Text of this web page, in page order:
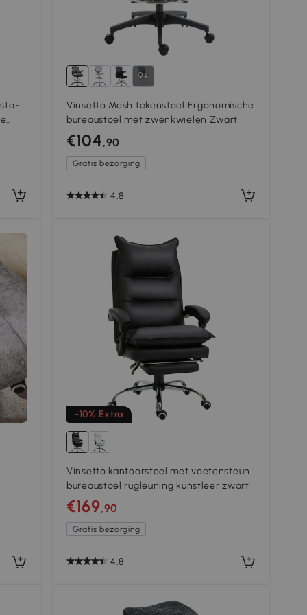
9+
Vinsetto Mesh tekenstoel Ergonomische
bureaustoel met zwenkwielen Zwart
€104,90
Gratis bezorging
4.8
-10% Extra
Vinsetto kantoorstoel met voetensteun
bureaustoel rugleuning kunstleer zwart
€169,90
Gratis bezorging
4.8